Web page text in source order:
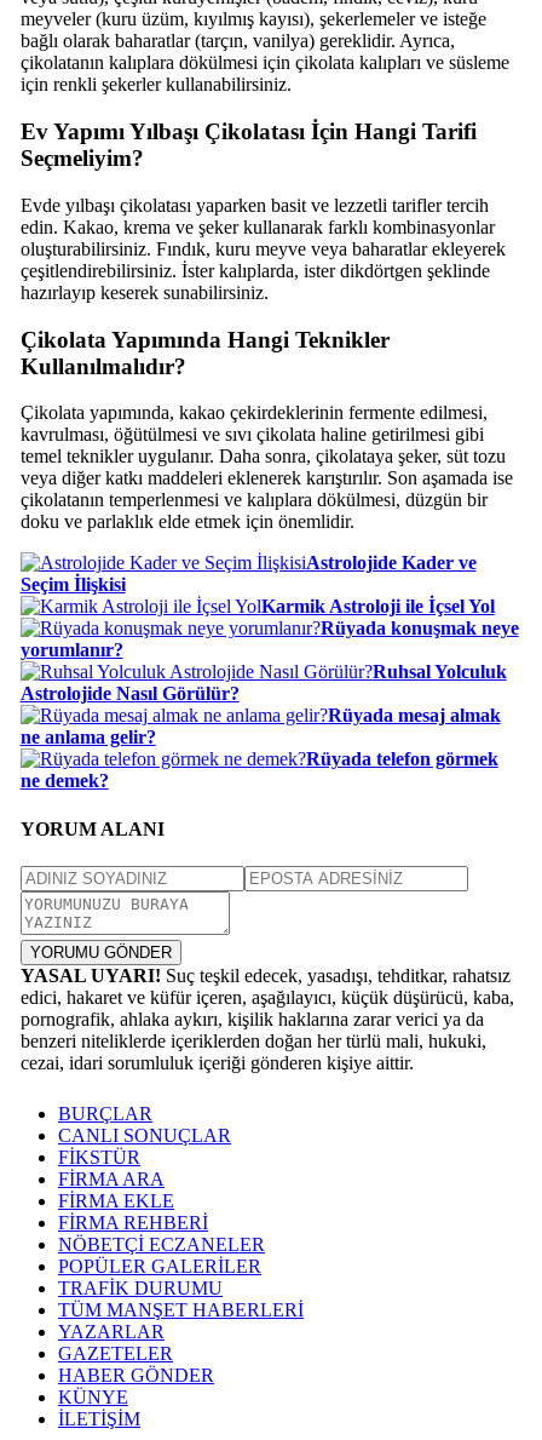
meyveler (kuru üzüm, kıyılmış kayısı), şekerlemeler ve isteğe
bağlı olarak baharatlar (tarçın, vanilya) gereklidir. Ayrıca,
çikolatanın kalıplara dökülmesi için çikolata kalıpları ve süsleme
için renkli şekerler kullanabilirsiniz.
Ev Yapımı Yılbaşı Çikolatası İçin Hangi Tarifi
Seçmeliyim?
Evde yılbaşı çikolatası yaparken basit ve lezzetli tarifler tercih
edin. Kakao, krema ve şeker kullanarak farklı kombinasyonlar
oluşturabilirsiniz. Fındık, kuru meyve veya baharatlar ekleyerek
çeşitlendirebilirsiniz. İster kalıplarda, ister dikdörtgen şeklinde
hazırlayıp keserek sunabilirsiniz.
Çikolata Yapımında Hangi Teknikler
Kullanılmalıdır?
Çikolata yapımında, kakao çekirdeklerinin fermente edilmesi,
kavrulması, öğütülmesi ve sıvı çikolata haline getirilmesi gibi
temel teknikler uygulanır. Daha sonra, çikolataya şeker, süt tozu
veya diğer katkı maddeleri eklenerek karıştırılır. Son aşamada ise
çikolatanın temperlenmesi ve kalıplara dökülmesi, düzgün bir
doku ve parlaklık elde etmek için önemlidir.
Astrolojide Kader ve
Seçim İlişkisi
Karmik Astroloji ile İçsel Yol
Rüyada konuşmak neye
yorumlanır?
Ruhsal Yolculuk
Astrolojide Nasıl Görülür?
Rüyada mesaj almak
ne anlama gelir?
Rüyada telefon görmek
ne demek?
YORUM ALANI
YORUMU GÖNDER
YASAL UYARI! Suç teşkil edecek, yasadışı, tehditkar, rahatsız
edici, hakaret ve küfür içeren, aşağılayıcı, küçük düşürücü, kaba,
pornografik, ahlaka aykırı, kişilik haklarına zarar verici ya da
benzeri niteliklerde içeriklerden doğan her türlü mali, hukuki,
cezai, idari sorumluluk içeriği gönderen kişiye aittir.
BURÇLAR
CANLI SONUÇLAR
FİKSTÜR
FİRMA ARA
FİRMA EKLE
FİRMA REHBERİ
NÖBETÇİ ECZANELER
POPÜLER GALERİLER
TRAFİK DURUMU
TÜM MANŞET HABERLERİ
YAZARLAR
GAZETELER
HABER GÖNDER
KÜNYE
İLETİŞİM